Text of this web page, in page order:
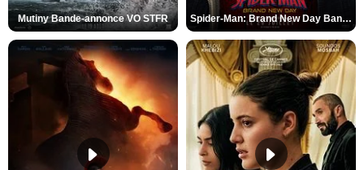
Mutiny Bande-annonce VO STFR Spider-Man: Brand New Day Bande-annonce VO STFR